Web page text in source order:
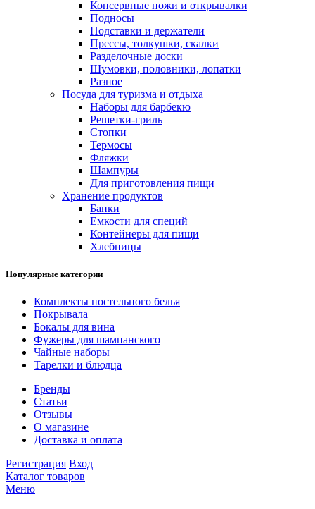
Консервные ножи и открывалки
Подносы
Подставки и держатели
Прессы, толкушки, скалки
Разделочные доски
Шумовки, половники, лопатки
Разное
Посуда для туризма и отдыха
Наборы для барбекю
Решетки-гриль
Стопки
Термосы
Фляжки
Шампуры
Для приготовления пищи
Хранение продуктов
Банки
Емкости для специй
Контейнеры для пищи
Хлебницы
Популярные категории
Комплекты постельного белья
Покрывала
Бокалы для вина
Фужеры для шампанского
Чайные наборы
Тарелки и блюдца
Бренды
Статьи
Отзывы
О магазине
Доставка и оплата
Регистрация Вход
Каталог товаров
Меню